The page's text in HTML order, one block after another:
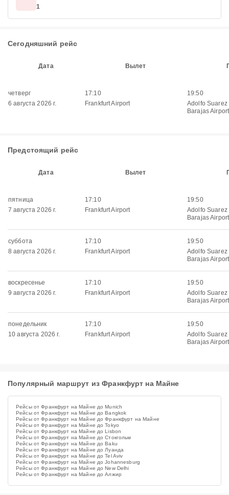
1
Сегодняшний рейс
Дата Вылет
четверг
6 августа 2026 г.
17:10
Frankfurt Airport
19:50
Adolfo Suarez
Barajas Airport
Предстоящий рейс
Дата Вылет
пятница
7 августа 2026 г.
17:10
Frankfurt Airport
19:50
Adolfo Suarez
Barajas Airport
суббота
8 августа 2026 г.
17:10
Frankfurt Airport
19:50
Adolfo Suarez
Barajas Airport
воскресенье
9 августа 2026 г.
17:10
Frankfurt Airport
19:50
Adolfo Suarez
Barajas Airport
понедельник
10 августа 2026 г.
17:10
Frankfurt Airport
19:50
Adolfo Suarez
Barajas Airport
Популярный маршрут из Франкфурт на Майне
Рейсы от Франкфурт на Майне до Munich
Рейсы от Франкфурт на Майне до Bangkok
Рейсы от Франкфурт на Майне до Франкфурт на Майне
Рейсы от Франкфурт на Майне до Tokyo
Рейсы от Франкфурт на Майне до Lisbon
Рейсы от Франкфурт на Майне до Стокгольм
Рейсы от Франкфурт на Майне до Baku
Рейсы от Франкфурт на Майне до Луанда
Рейсы от Франкфурт на Майне до Tel Aviv
Рейсы от Франкфурт на Майне до Johannesburg
Рейсы от Франкфурт на Майне до New Delhi
Рейсы от Франкфурт на Майне до Алжир